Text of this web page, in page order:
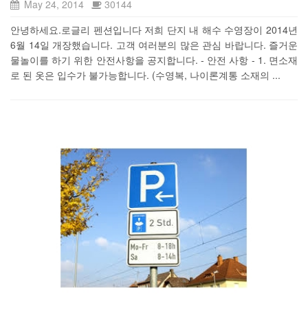
May 24, 2014
30144
안녕하세요.로글리 펜션입니다 저희 단지 내 해수 수영장이 2014년
6월 14일 개장했습니다. 고객 여러분의 많은 관심 바랍니다. 즐거운
물놀이를 하기 위한 안전사항을 공지합니다. - 안전 사항 - 1. 면소재
로 된 옷은 입수가 불가능합니다. (수영복, 나이론계통 소재의 ...